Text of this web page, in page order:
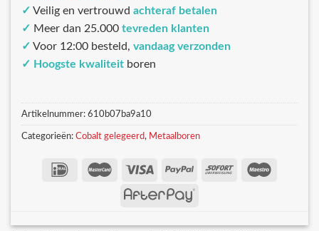
✓ Veilig en vertrouwd achteraf betalen
✓ Meer dan 25.000 tevreden klanten
✓ Voor 12:00 besteld, vandaag verzonden
✓ Hoogste kwaliteit boren
Artikelnummer: 610b07ba9a10
Categorieën: Cobalt gelegeerd, Metaalboren